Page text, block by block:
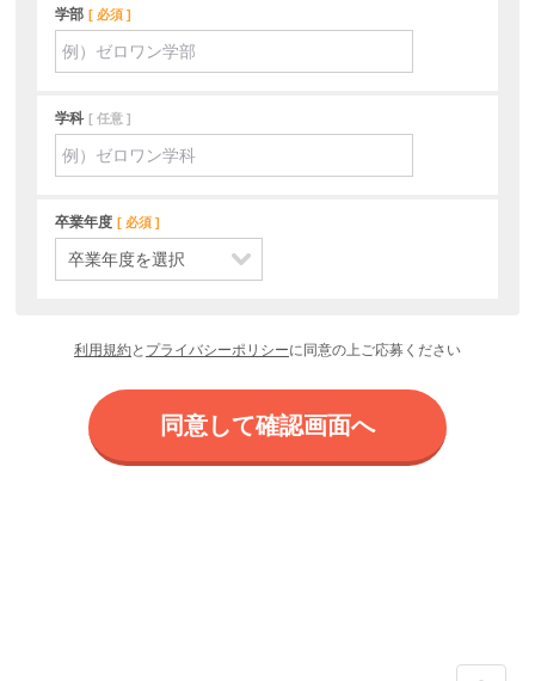
学部 必須
学科 任意
卒業年度 必須
利用規約と プライバシーポリシーに同意の上ご応募ください
同意して確認画面へ